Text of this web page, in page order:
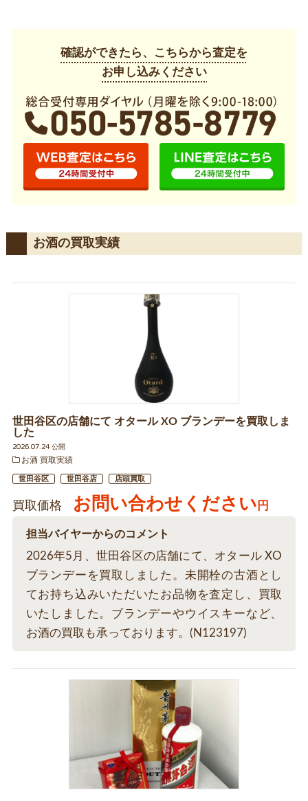
確認ができたら、こちらから査定を
お申し込みください
お酒の買取実績
世田谷区の店舗にて オタール XO ブランデーを買取しま
した
2026.07.24 公開
お酒 買取実績
世田谷区 世田谷店 店頭買取
買取価格 お問い合わせください 円
担当バイヤーからのコメント
2026年5月、世田谷区の店舗にて、オタール XO
ブランデーを買取しました。未開栓の古酒とし
てお持ち込みいただいたお品物を査定し、買取
いたしました。ブランデーやウイスキーなど、
お酒の買取も承っております。(N123197)